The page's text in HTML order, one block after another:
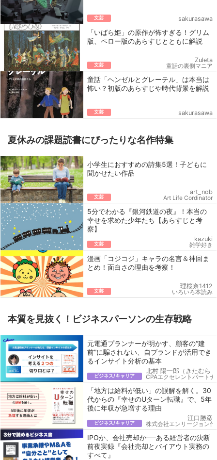
文芸 sakurasawa
「いばら姫」の原作が怖すぎる！グリム
版、ペロー版のあらすじとともに解説
文芸
Zuleta
童話の裏側マニア
童話「ヘンゼルとグレーテル」は本当は
怖い？初版のあらすじや時代背景を解説
文芸 sakurasawa
夏休みの課題読書にぴったりな名作特集
小学生におすすめの詩集5選！子どもに
聞かせたい作品
文芸
art_nob
Art Life Cordinator
5分でわかる『銀河鉄道の夜』！本当の
幸せを求めた少年たち【あらすじと考
察】
文芸
kazuki
雑学好き
漫画「コジコジ」キャラの名言＆神回ま
とめ！面白さの理由を考察！
文芸
理桜奈1412
いろいろ本読み
本質を見抜く！ビジネスパーソンの生存戦略
元電通プランナーが明かす、顧客の“建
前”に騙されない、自ブランドが活用でき
るインサイト分析の基本
ビジネス/キャリア
北村 陽一郎（きたむら
CPAエクセレントパート
「地方は給料が低い」の誤解を解く。30
代からの『幸せのUターン転職』で、5年
後に年収が急増する理由
ビジネス/キャリア
江口勝彦
株式会社エンリージョン代
IPOか、会社売却か──ある経営者の決断
前夜実録『会社売却とバイアウト実務の
すべて』